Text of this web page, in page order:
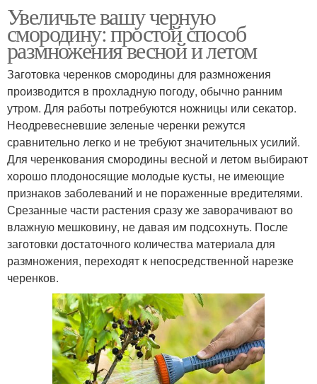
Увеличьте вашу черную
смородину: простой способ
размножения весной и летом
Заготовка черенков смородины для размножения
производится в прохладную погоду, обычно ранним
утром. Для работы потребуются ножницы или секатор.
Неодревесневшие зеленые черенки режутся
сравнительно легко и не требуют значительных усилий.
Для черенкования смородины весной и летом выбирают
хорошо плодоносящие молодые кусты, не имеющие
признаков заболеваний и не пораженные вредителями.
Срезанные части растения сразу же заворачивают во
влажную мешковину, не давая им подсохнуть. После
заготовки достаточного количества материала для
размножения, переходят к непосредственной нарезке
черенков.